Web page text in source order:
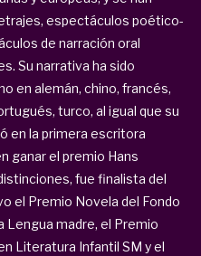
espectáculos poético-
de narración oral
Su narrativa ha sido
en alemán, chino, francés,
turco, al igual que su
en la primera escritora
ganar el premio Hans
fue finalista del
el Premio Novela del Fondo
Lengua madre, el Premio
Literatura Infantil SM y el